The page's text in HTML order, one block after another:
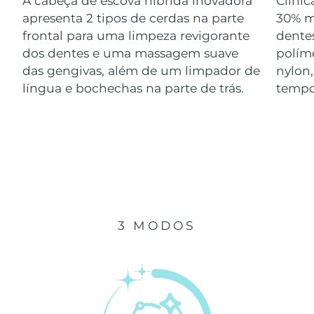
apresenta 2 tipos de cerdas na parte
frontal para uma limpeza revigorante
dos dentes e uma massagem suave
das gengivas, além de um limpador de
língua e bochechas na parte de trás.
30%
3 MODOS
Luxemburgo Entrega prevista 8/11/26
Macau, RAE da
China
Entrega prevista 8/13/26
Malásia Entrega prevista 8/14/26
Entrega prevista
Entrega prevista